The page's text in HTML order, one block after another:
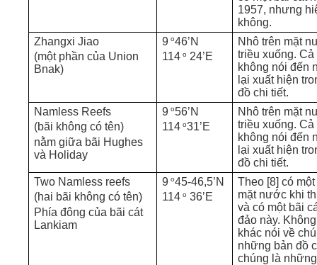
1957, nhưng
không.
Zhangxi Jiao
(một phần của Union
Bnak)
9 o46’N
114 o 24’E
Nhô trên mặt
triều xuống. Cả
không nói đến
lại xuất hiện
đồ chi tiết.
Namless Reefs
(bãi không có tên)
nằm giữa bãi Hughes
và Holiday
9 o56’N
114 o31’E
Nhô trên mặt
triều xuống. Cả
không nói đến
lại xuất hiện
đồ chi tiết.
Two Namless reefs
(hai bãi không có tên)
Phía đông của bãi cát
Lankiam
9 o45-46,5’N
114 o 36’E
Theo [8] có
mặt nước khi
và có một bãi
đảo này.
khác nói về
những bản đồ
chúng là